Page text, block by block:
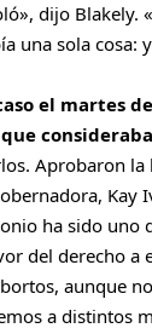
dijo Blakely.
una sola cosa:
el martes
Aprobaron la
Kay
ha sido uno
del derecho a
aunque
a distintos